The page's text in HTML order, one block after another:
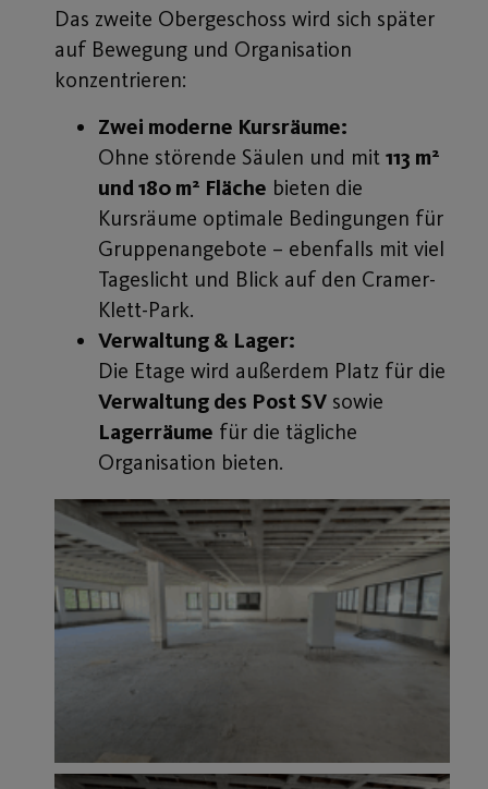
Das zweite Obergeschoss wird sich später
auf Bewegung und Organisation
konzentrieren:
Zwei moderne Kursräume:
Ohne störende Säulen und mit 113 m²
und 180 m² Fläche bieten die
Kursräume optimale Bedingungen für
Gruppenangebote – ebenfalls mit viel
Tageslicht und Blick auf den Cramer-
Klett-Park.
Verwaltung & Lager:
Die Etage wird außerdem Platz für die
Verwaltung des Post SV sowie
Lagerräume für die tägliche
Organisation bieten.